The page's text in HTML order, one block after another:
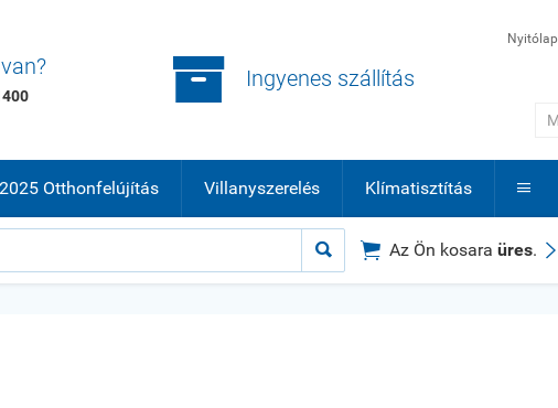
 Ingyenes szállítás
Nyitólap
2025 Otthonfelújítás Villanyszerelés Klímatisztítás 
  Az Ön kosara üres. 